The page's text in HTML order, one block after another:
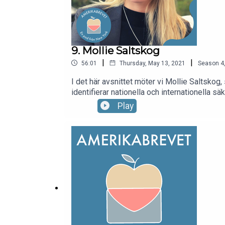
9. Mollie Saltskog
56:01 | Thursday, May 13, 2021 | Season 4,
I det här avsnittet möter vi Mollie Saltskog,
identifierar nationella och internationella
Schwartzman Scholars i Peking. Mollie är
en hel del tips till den som är sugen på att
Soufan Anatomy of Terror, from the death
American History and Culture World War II
Play